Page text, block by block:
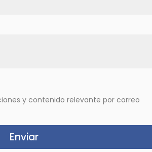
y contenido relevante por correo
Enviar